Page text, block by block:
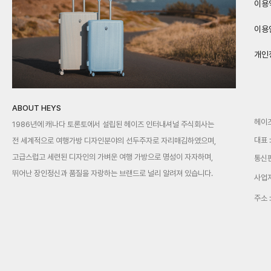
ABOUT HEYS
1986년에 캐나다 토론토에서 설립된 헤이즈 인터내셔널 주식회사는
전 세계적으로 여행가방 디자인분야의 선두주자로 자리매김하였으며,
고급스럽고 세련된 디자인의 가벼운 여행 가방으로 명성이 자자하며,
뛰어난 장인정신과 품질을 자랑하는 브랜드로 널리 알려져 있습니다.
이용
이용
개인
헤이
대표
통신
사업
주소